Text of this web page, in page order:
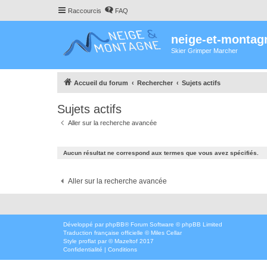
Raccourcis FAQ
neige-et-
Skier Grimper Marcher
Accueil du forum Rechercher Sujets actifs
Sujets actifs
Aller sur la recherche avancée
Aucun résultat ne correspond aux termes que vous avez spécifiés.
Aller sur la recherche avancée
Développé par phpBB® Forum Software © phpBB Limited
Traduction française officielle ©Miles Cellar
Style proflat par ©Mazeltof 2017
Confidentialité | Conditions